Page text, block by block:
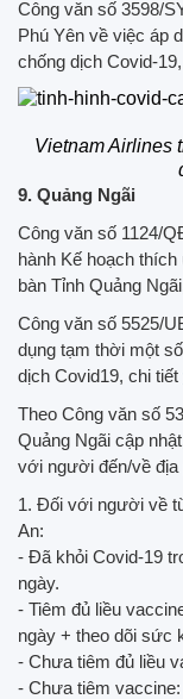
Công văn số 3598/
Phú Yên về việc áp
chống dịch Covid-
Vietnam Airlines
9. Quảng Ngãi
Công văn số 1124/
hành Kế hoạch
bàn Tỉnh Quảng
Công văn số 5525/
dụng tạm thời một
dịch Covid19, chi tiết
Theo Công văn số
Quảng Ngãi cập
với người đến/về
1. Đối với người về
An:
- Đã khỏi Covid-19
ngày.
- Tiêm đủ liều
ngày + theo dõi sức
- Chưa tiêm đủ liều
- Chưa tiêm